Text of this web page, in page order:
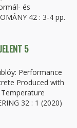
és
42 : 3-4 pp.
5
Performance
Produced with
32 : 1 (2020)